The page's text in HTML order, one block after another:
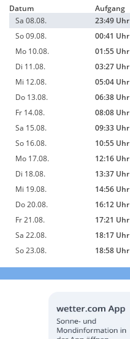
Datum Aufgang
Sa 08.08.
23:49 Uhr
So 09.08.
00:41 Uhr
Mo 10.08.
01:55 Uhr
Di 11.08.
03:27 Uhr
Mi 12.08.
05:04 Uhr
Do 13.08.
06:38 Uhr
Fr 14.08.
08:08 Uhr
Sa 15.08.
09:33 Uhr
So 16.08.
10:55 Uhr
Mo 17.08.
12:16 Uhr
Di 18.08.
13:37 Uhr
Mi 19.08.
14:56 Uhr
Do 20.08.
16:12 Uhr
Fr 21.08.
17:21 Uhr
Sa 22.08.
18:17 Uhr
So 23.08.
18:58 Uhr